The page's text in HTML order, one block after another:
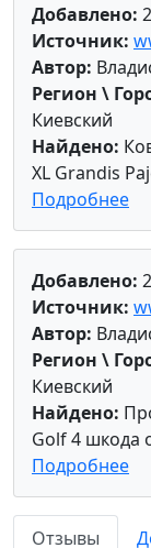
Добавлено:
Источник:
Автор:
Регион \
Киевский
Найдено:
XL Grandis
Подробнее
Добавлено:
Источник:
Автор:
Регион \
Киевский
Найдено:
Golf 4 шкода
Подробнее
Отзывы